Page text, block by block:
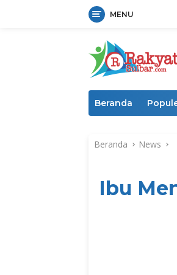
MENU
Beranda
Beranda News
Ibu